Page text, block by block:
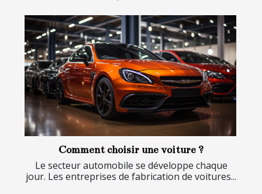
Comment choisir une voiture ?
Le secteur automobile se développe chaque
jour. Les entreprises de fabrication de voitures...